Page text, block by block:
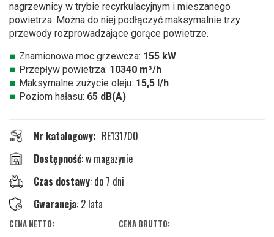
nagrzewnicy w trybie recyrkulacyjnym i mieszanego
powietrza. Można do niej podłączyć maksymalnie trzy
przewody rozprowadzające gorące powietrze.
Znamionowa moc grzewcza: 155 kW
Przepływ powietrza: 10340 m³/h
Maksymalne zużycie oleju: 15,5 l/h
Poziom hałasu: 65 dB(A)
Nr katalogowy
RE131700
w magazynie
Czas dostawy: do 7 dni
Gwarancja: 2 lata